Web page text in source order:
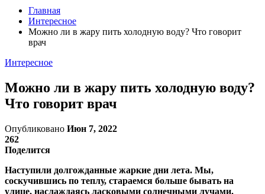
Главная
Интересное
Можно ли в жару пить холодную воду? Что говорит
врач
Интересное
Можно ли в жару пить холодную воду?
Что говорит врач
Опубликовано Июн 7, 2022
262
Поделится
Наступили долгожданные жаркие дни лета. Мы,
соскучившись по теплу, стараемся больше бывать на
улице, наслаждаясь ласковыми солнечными лучами.